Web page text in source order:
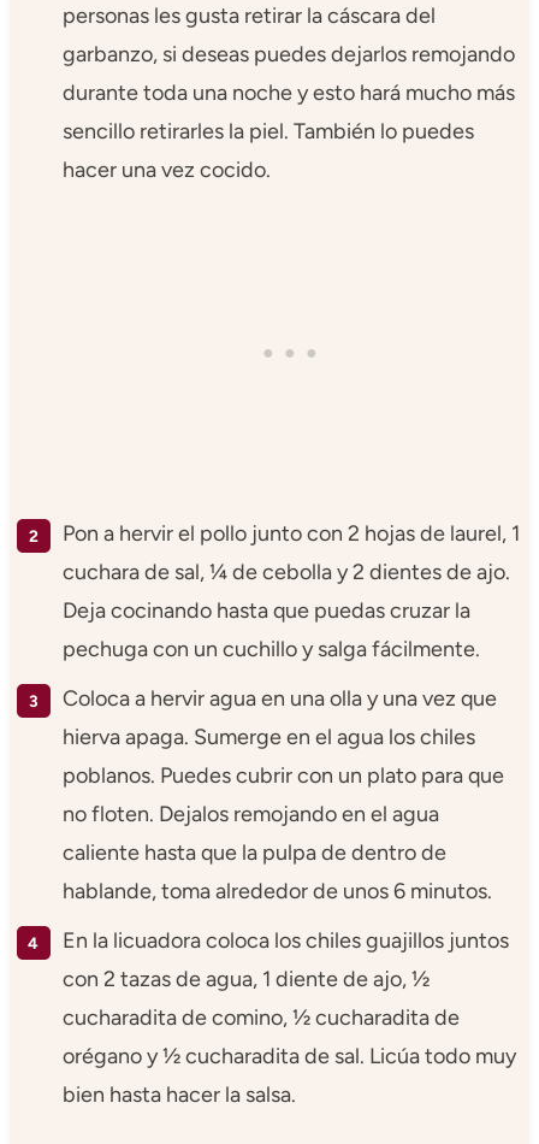
personas les gusta retirar la cáscara del
garbanzo, si deseas puedes dejarlos remojando
durante toda una noche y esto hará mucho más
sencillo retirarles la piel. También lo puedes
hacer una vez cocido.
Pon a hervir el pollo junto con 2 hojas de laurel, 1
cuchara de sal, ¼ de cebolla y 2 dientes de ajo.
Deja cocinando hasta que puedas cruzar la
pechuga con un cuchillo y salga fácilmente.
Coloca a hervir agua en una olla y una vez que
hierva apaga. Sumerge en el agua los chiles
poblanos. Puedes cubrir con un plato para que
no floten. Dejalos remojando en el agua
caliente hasta que la pulpa de dentro de
hablande, toma alrededor de unos 6 minutos.
En la licuadora coloca los chiles guajillos juntos
con 2 tazas de agua, 1 diente de ajo, ½
cucharadita de comino, ½ cucharadita de
orégano y ½ cucharadita de sal. Licúa todo muy
bien hasta hacer la salsa.